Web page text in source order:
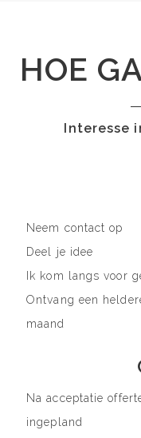
HOE
Interesse
Neem contact op
Deel je idee
Ik kom langs voor
Ontvang een
maand
Na acceptatie
ingepland